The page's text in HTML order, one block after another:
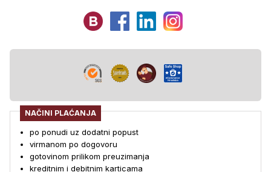
NAČINI PLAĆANJA
po ponudi uz dodatni popust
virmanom po dogovoru
gotovinom prilikom preuzimanja
kreditnim i debitnim karticama